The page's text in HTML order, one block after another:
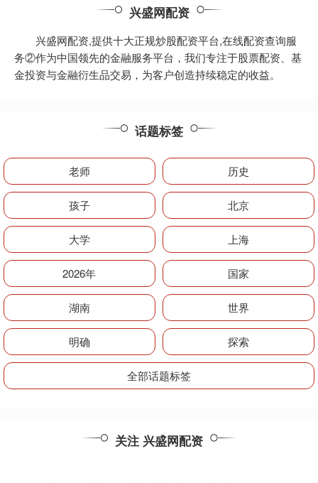
兴盛网配资
兴盛网配资,提供十大正规炒股配资平台,在线配资查询服
务②作为中国领先的金融服务平台，我们专注于股票配资、基
金投资与金融衍生品交易，为客户创造持续稳定的收益。
话题标签
老师 历史
孩子 北京
大学 上海
2026年 国家
湖南 世界
明确 探索
全部话题标签
关注 兴盛网配资